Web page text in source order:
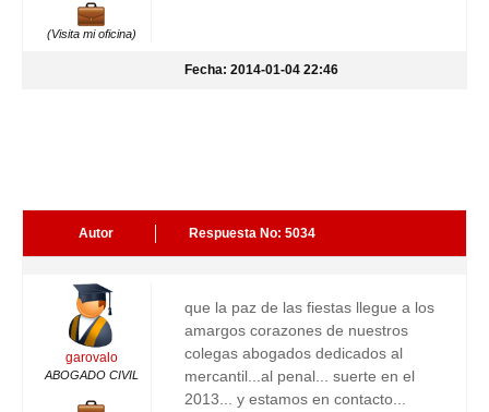
(Visita mi oficina)
Fecha: 2014-01-04 22:46
Autor Respuesta No: 5034
garovalo
ABOGADO CIVIL
que la paz de las fiestas llegue a los
amargos corazones de nuestros
colegas abogados dedicados al
mercantil...al penal... suerte en el
2013... y estamos en contacto...